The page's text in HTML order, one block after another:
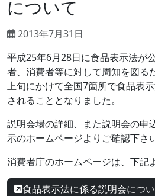
について
2013年7月31日
平成25年6月28日に食品表示法が
者、消費者等に対して周知を図る
上旬にかけて全国7箇所で食品表
されることとなりました。
説明会場の詳細、また説明会の申
示のホームページよりご確認下さい
消費者庁のホームページは、下記
食品表示法に係る説明会につ